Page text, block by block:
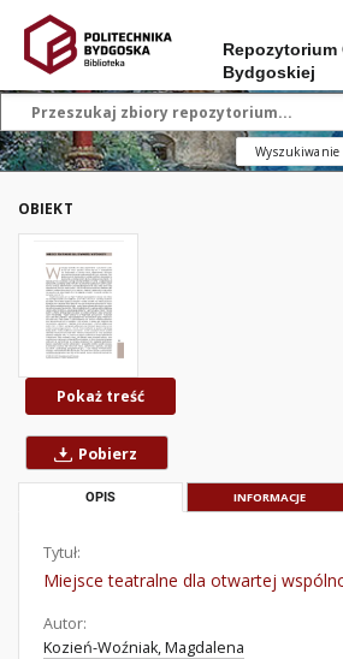
Bydgoskiej
Wyszukiwanie
OBIEKT
Pokaż treść
Pobierz
OPIS INFORMACJE
Tytuł:
Miejsce teatralne dla otwartej
Autor:
Kozień-Woźniak, Magdalena